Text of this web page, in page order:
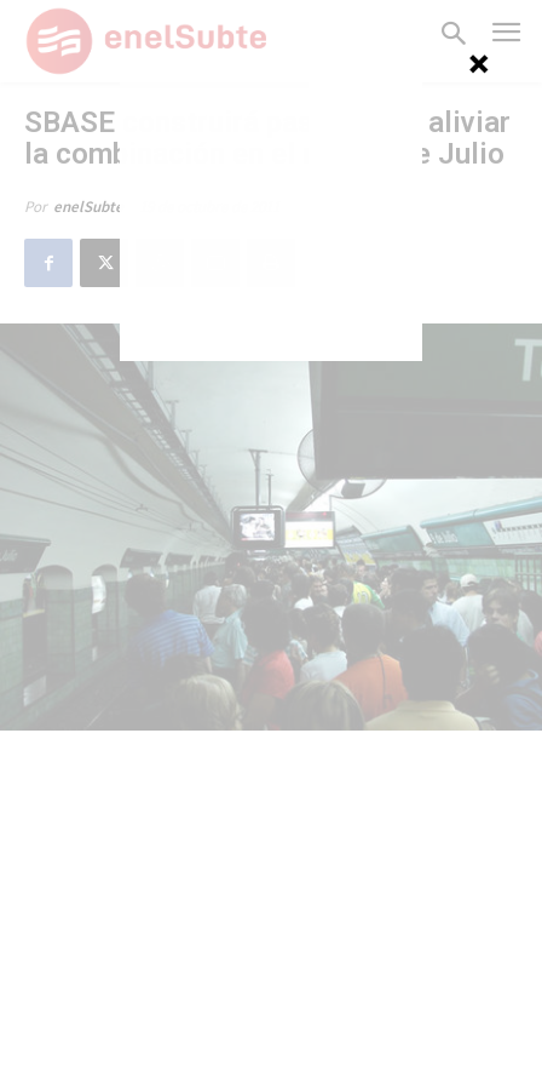
SBASE construirá pasillo para aliviar
la combinación en el nodo 9 de Julio
Por enelSubte